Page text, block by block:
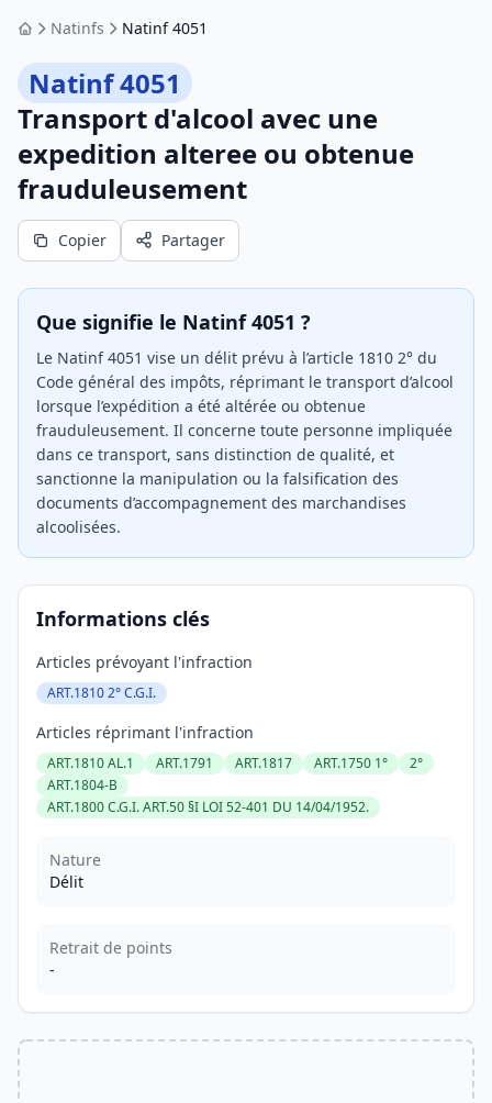
AccueilNatinfs Natinf 4051
Natinf 4051
Transport d'alcool avec une
expedition alteree ou obtenue
frauduleusement
Copier Partager
Que signifie le Natinf 4051 ?
Le Natinf 4051 vise un délit prévu à l’article 1810 2° du
Code général des impôts, réprimant le transport d’alcool
lorsque l’expédition a été altérée ou obtenue
frauduleusement. Il concerne toute personne impliquée
dans ce transport, sans distinction de qualité, et
sanctionne la manipulation ou la falsification des
documents d’accompagnement des marchandises
alcoolisées.
Informations clés
Articles prévoyant l'infraction
ART.1810 2° C.G.I.
Articles réprimant l'infraction
ART.1810 AL.1 ART.1791 ART.1817 ART.1750 1°
2°
ART.1804-B
ART.1800 C.G.I. ART.50 §I LOI 52-401 DU 14/04/1952.
Nature
Délit
Retrait de points
-